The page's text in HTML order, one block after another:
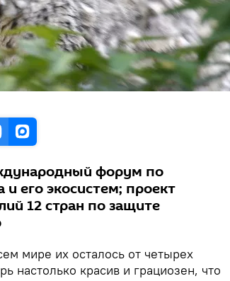
форум по
его экосистем; проект
12 стран по защите
мире их осталось от четырех
настолько красив и грациозен, что